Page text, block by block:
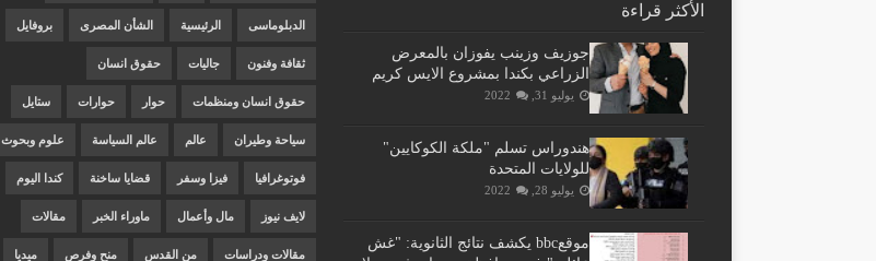
الأكثر قراءة
جوزيف وزينب يفوزان بالمعرض
الزراعي بكندا بمشروع الايس كريم
يوليو 31, 2022
هندوراس تسلم "ملكة الكوكايين"
للولايات المتحدة
يوليو 28, 2022
موقعbbc يكشف نتائج الثانوية: "غش
الدبلوماسى الرئيسية الشأن المصرى بروفايل
ثقافة وفنون جاليات حقوق انسان
حقوق انسان ومنظمات حوار حوارات ستايل
سياحة وطيران عالم عالم السياسة علوم وبحوث
فوتوغرافيا فيزا وسفر قضايا ساخنة كندا اليوم
لايف نيوز مال وأعمال ماوراء الخبر مقالات
مقالات ودراسات من القدس منح وفرص ميديا